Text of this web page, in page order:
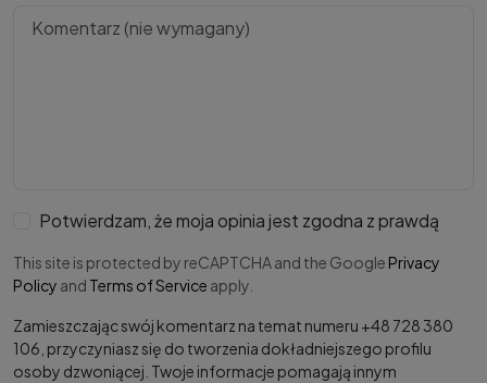
Potwierdzam, że moja opinia jest zgodna z prawdą
This site is protected by reCAPTCHA and the Google Privacy
Policy and Terms of Service apply.
Zamieszczając swój komentarz na temat numeru +48 728 380
106, przyczyniasz się do tworzenia dokładniejszego profilu
osoby dzwoniącej. Twoje informacje pomagają innym